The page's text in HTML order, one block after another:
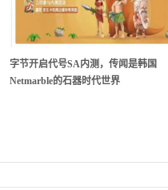
字节开启代号SA内测，传闻是韩国
Netmarble的石器时代世界